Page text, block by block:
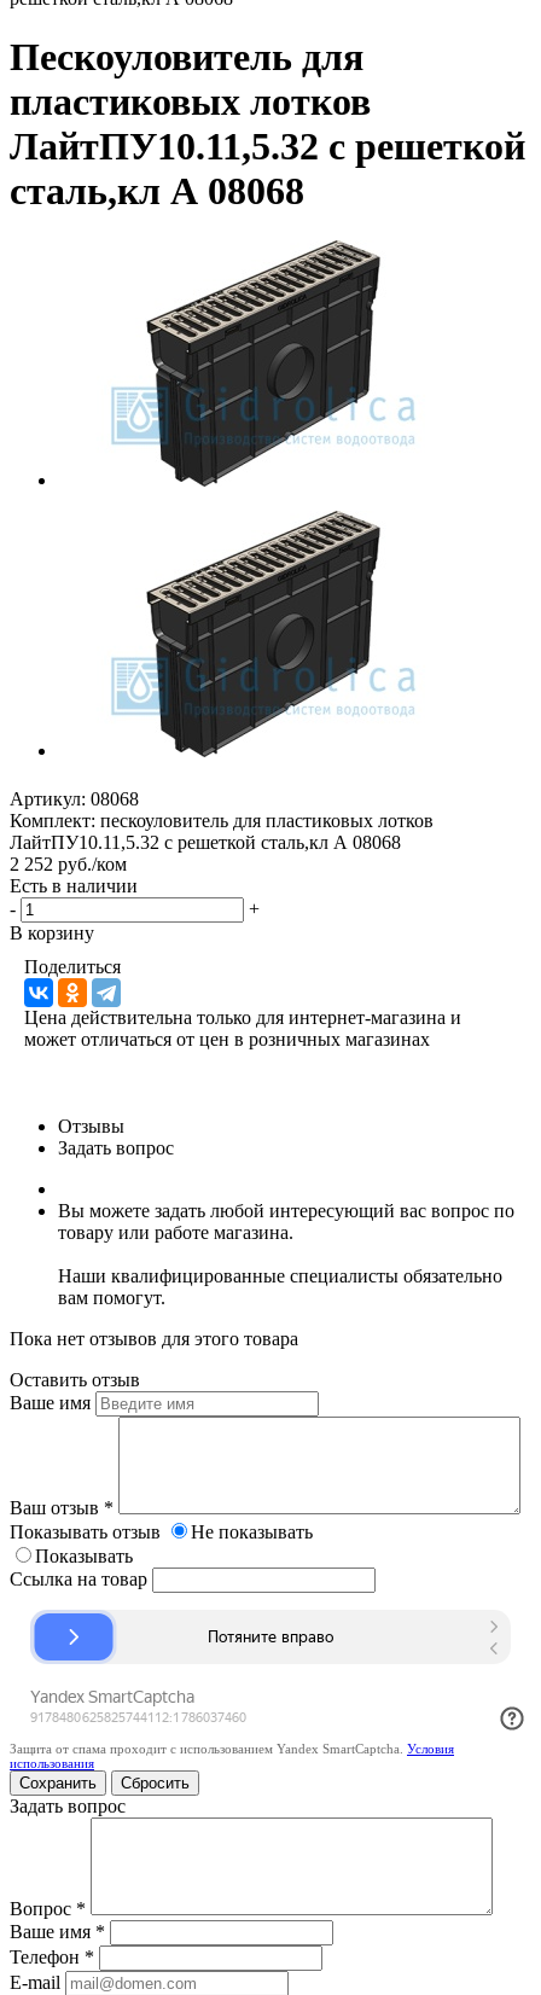
Пескоуловитель для
пластиковых лотков
ЛайтПУ10.11,5.32 с решеткой
сталь,кл А 08068
Артикул: 08068
Комплект: пескоуловитель для пластиковых лотков
ЛайтПУ10.11,5.32 с решеткой сталь,кл А 08068
2 252 руб./ком
Есть в наличии
-
+
В корзину
Поделиться
Цена действительна только для интернет-магазина и
может отличаться от цен в розничных магазинах
Отзывы
Задать вопрос
Вы можете задать любой интересующий вас вопрос по
товару или работе магазина.
Наши квалифицированные специалисты обязательно
вам помогут.
Пока нет отзывов для этого товара
Оставить отзыв
Ваше имя
Ваш отзыв *
Показывать отзыв
Не показывать
Показывать
Ссылка на товар
Защита от спама проходит с использованием Yandex SmartCaptcha. Условия
использования
Сбросить
Задать вопрос
Вопрос *
Ваше имя *
Телефон *
E-mail